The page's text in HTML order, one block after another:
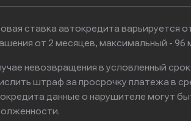
ставка автокредита варьируется
от 2 месяцев, максимальный -
невозвращения в условленный
штраф за просрочку платежа в
данные о нарушителе могут